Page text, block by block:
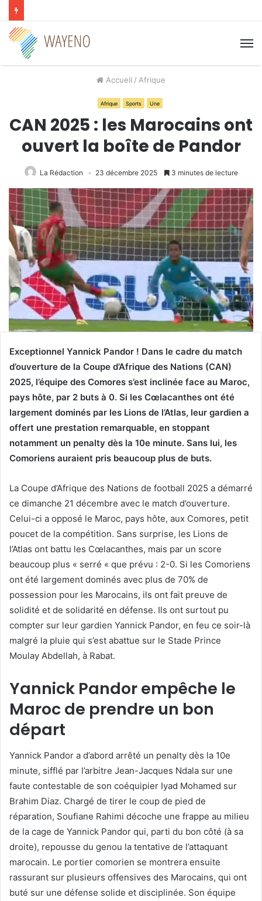
Accueil / Afrique
Afrique Sports Une
CAN 2025 : les Marocains ont
ouvert la boîte de Pandor
La Rédaction 23 décembre 2025 3 minutes de lecture
Exceptionnel Yannick Pandor ! Dans le cadre du match
d’ouverture de la Coupe d’Afrique des Nations (CAN)
2025, l’équipe des Comores s’est inclinée face au Maroc,
pays hôte, par 2 buts à 0. Si les Cœlacanthes ont été
largement dominés par les Lions de l’Atlas, leur gardien a
offert une prestation remarquable, en stoppant
notamment un penalty dès la 10e minute. Sans lui, les
Comoriens auraient pris beaucoup plus de buts.
La Coupe d’Afrique des Nations de football 2025 a démarré
ce dimanche 21 décembre avec le match d’ouverture.
Celui-ci a opposé le Maroc, pays hôte, aux Comores, petit
poucet de la compétition. Sans surprise, les Lions de
l’Atlas ont battu les Cœlacanthes, mais par un score
beaucoup plus « serré « que prévu : 2-0. Si les Comoriens
ont été largement dominés avec plus de 70% de
possession pour les Marocains, ils ont fait preuve de
solidité et de solidarité en défense. Ils ont surtout pu
compter sur leur gardien Yannick Pandor, en feu ce soir-là
malgré la pluie qui s’est abattue sur le Stade Prince
Moulay Abdellah, à Rabat.
Yannick Pandor empêche le
Maroc de prendre un bon
départ
Yannick Pandor a d’abord arrêté un penalty dès la 10e
minute, sifflé par l’arbitre Jean-Jacques Ndala sur une
faute contestable de son coéquipier Iyad Mohamed sur
Brahim Diaz. Chargé de tirer le coup de pied de
réparation, Soufiane Rahimi décoche une frappe au milieu
de la cage de Yannick Pandor qui, parti du bon côté (à sa
droite), repousse du genou la tentative de l’attaquant
marocain. Le portier comorien se montrera ensuite
rassurant sur plusieurs offensives des Marocains, qui ont
buté sur une défense solide et disciplinée. Son équipe